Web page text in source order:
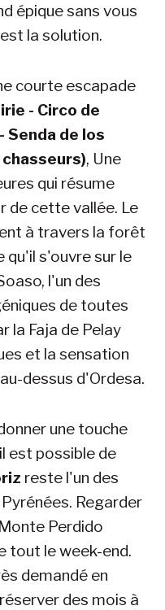
épique sans vous
la solution.
courte escapade
- Circo de
Senda de los
, Une
qui résume
de cette vallée. Le
à travers la forêt
qu'il s'ouvre sur le
l'un des
de toutes
la Faja de Pelay
et la sensation
dessus d'Ordesa.
une touche
est possible de
reste l'un des
Regarder
Perdido
tout le week-end.
demandé en
des mois à